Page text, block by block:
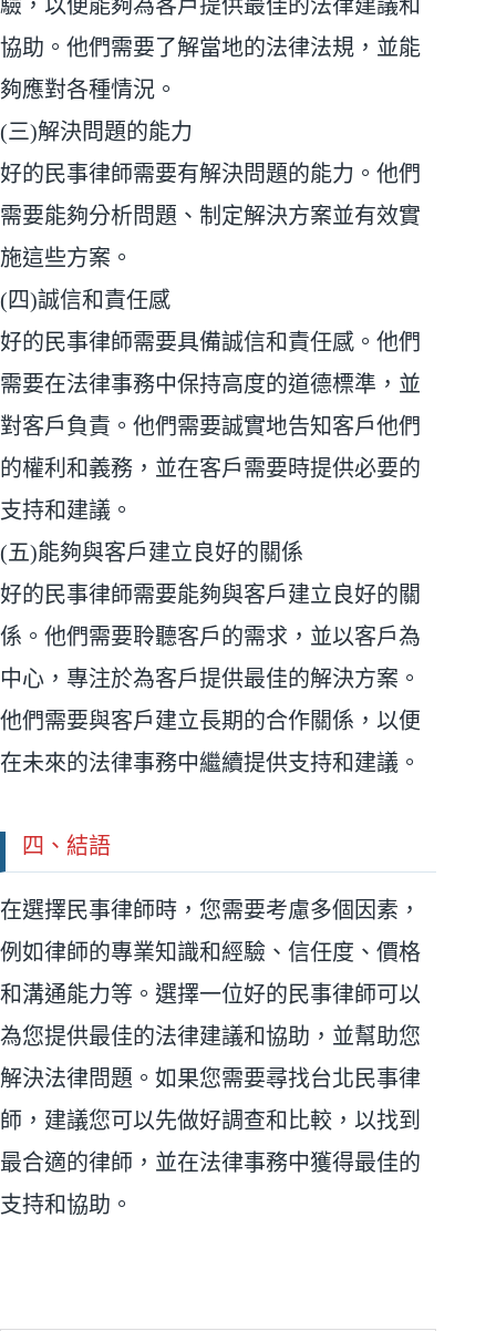
驗，以便能夠為客戶提供最佳的法律建議和
協助。他們需要了解當地的法律法規，並能
夠應對各種情況。
(三)解決問題的能力
好的民事律師需要有解決問題的能力。他們
需要能夠分析問題、制定解決方案並有效實
施這些方案。
(四)誠信和責任感
好的民事律師需要具備誠信和責任感。他們
需要在法律事務中保持高度的道德標準，並
對客戶負責。他們需要誠實地告知客戶他們
的權利和義務，並在客戶需要時提供必要的
支持和建議。
(五)能夠與客戶建立良好的關係
好的民事律師需要能夠與客戶建立良好的關
係。他們需要聆聽客戶的需求，並以客戶為
中心，專注於為客戶提供最佳的解決方案。
他們需要與客戶建立長期的合作關係，以便
在未來的法律事務中繼續提供支持和建議。
四、結語
在選擇民事律師時，您需要考慮多個因素，
例如律師的專業知識和經驗、信任度、價格
和溝通能力等。選擇一位好的民事律師可以
為您提供最佳的法律建議和協助，並幫助您
解決法律問題。如果您需要尋找台北民事律
師，建議您可以先做好調查和比較，以找到
最合適的律師，並在法律事務中獲得最佳的
支持和協助。